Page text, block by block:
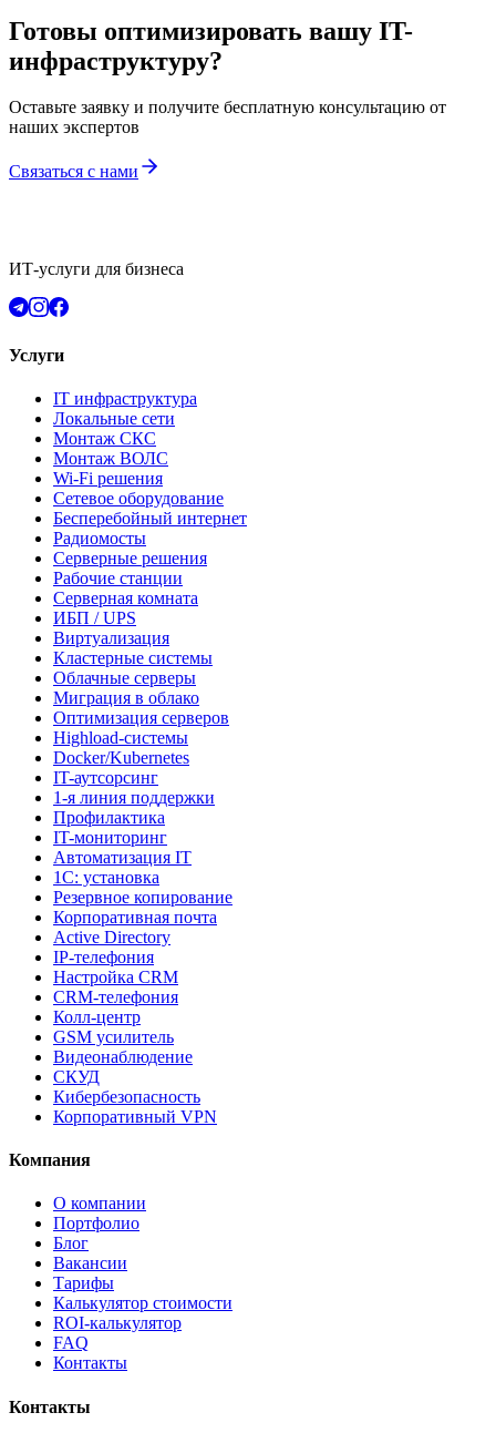
Готовы оптимизировать вашу IT-
инфраструктуру?
Оставьте заявку и получите бесплатную консультацию от
наших экспертов
Связаться с нами
ИТ-услуги для бизнеса
Услуги
IT инфраструктура
Локальные сети
Монтаж СКС
Монтаж ВОЛС
Wi-Fi решения
Сетевое оборудование
Бесперебойный интернет
Радиомосты
Серверные решения
Рабочие станции
Серверная комната
ИБП / UPS
Виртуализация
Кластерные системы
Облачные серверы
Миграция в облако
Оптимизация серверов
Highload-системы
Docker/Kubernetes
IT-аутсорсинг
1-я линия поддержки
Профилактика
IT-мониторинг
Автоматизация IT
1С: установка
Резервное копирование
Корпоративная почта
Active Directory
IP-телефония
Настройка CRM
CRM-телефония
Колл-центр
GSM усилитель
Видеонаблюдение
СКУД
Кибербезопасность
Корпоративный VPN
Компания
О компании
Портфолио
Блог
Вакансии
Тарифы
Калькулятор стоимости
ROI-калькулятор
FAQ
Контакты
Контакты